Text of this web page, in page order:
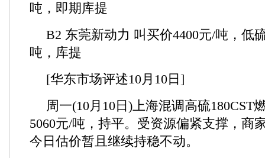
吨，即期库提
B2 东莞新动力 叫买价4400元/吨，低
吨，库提
[华东市场评述10月10日]
周一(10月10日)上海混调高硫180CST
5060元/吨，持平。受资源偏紧支撑，商
今日估价暂且继续持稳不动。